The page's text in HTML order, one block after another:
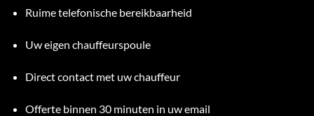
Ruime telefonische bereikbaarheid
Uw eigen chauffeurspoule
Direct contact met uw chauffeur
Offerte binnen 30 minuten in uw email